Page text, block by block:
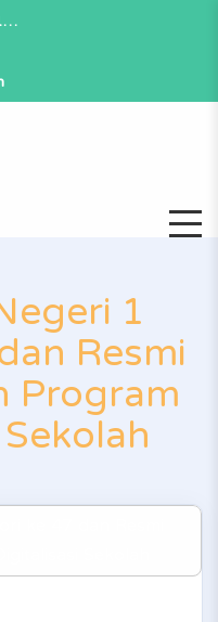
1
Resmi
Program